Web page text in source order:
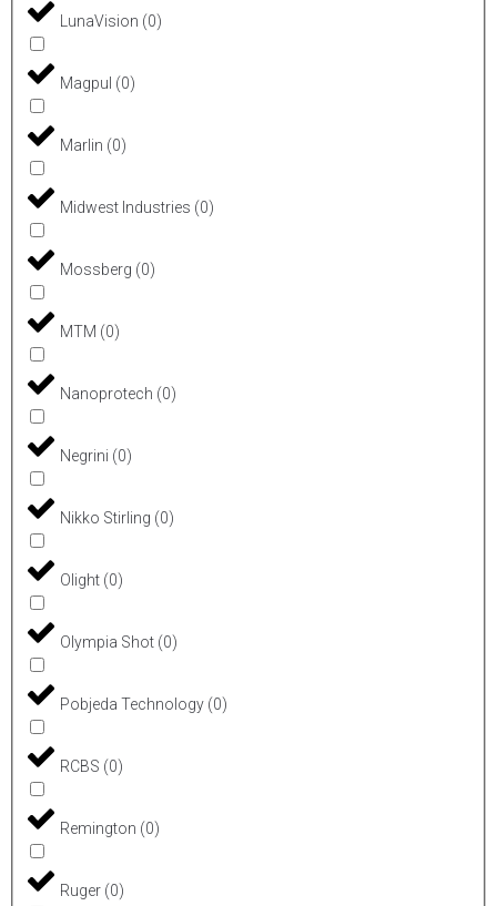
LunaVision (0)
Magpul (0)
Marlin (0)
Midwest Industries (0)
Mossberg (0)
MTM (0)
Nanoprotech (0)
Negrini (0)
Nikko Stirling (0)
Olight (0)
Olympia Shot (0)
Pobjeda Technology (0)
RCBS (0)
Remington (0)
Ruger (0)